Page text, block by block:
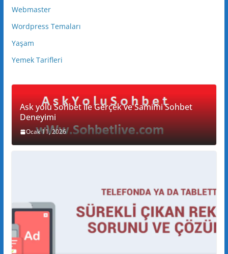
Webmaster
Wordpress Temaları
Yaşam
Yemek Tarifleri
Ask yolu Sohbet ile Gerçek ve Samimi Sohbet
Deneyimi
Ocak 11, 2026